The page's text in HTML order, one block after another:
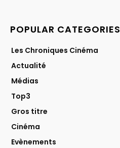
POPULAR CATEGORIES
Les Chroniques Cinéma
Actualité
Médias
Top3
Gros titre
Cinéma
Evènements